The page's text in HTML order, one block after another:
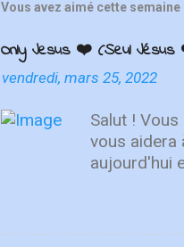
Vous avez aimé cette semaine
Only Jesus ❤️ (Seul
vendredi, mars 25, 2022
Salut !
vous aidera
aujourd'hui
choses